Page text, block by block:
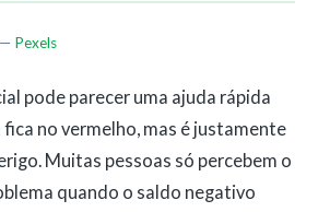
— Pexels
pode parecer uma ajuda rápida
no vermelho, mas é justamente
Muitas pessoas só percebem o
quando o saldo negativo